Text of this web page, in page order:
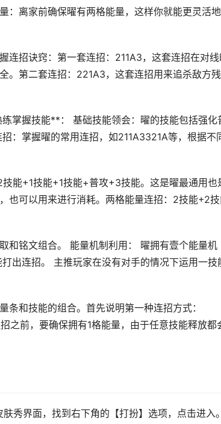
：离家前确保曜有两格能量，这样你就能更灵活
连招诀窍：第一套连招：211A3，这套连招在对
。第二套连招：221A3，这套连招用来追杀敌方
掌握技能**： 基础技能领会：曜的技能包括强化
：掌握曜的常用连招，如211A3321A等，根据不
能+1技能+1技能+普攻+3技能。这是曜最通用也
也可以用来进行消耗。两格能量连招：2技能+2
和铭文组合。 能量机制利用： 曜拥有壹个能量机
出连招。 主推玩家在没有对手的情况下运用一技
和技能的组合。首先说明第一种连招方式：
之前，要确保拥有1格能量，由于任意技能释放都
秀界面，找到右下角的【打扮】选项，点击进入。